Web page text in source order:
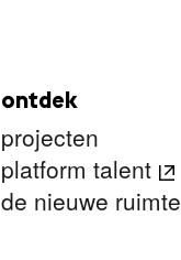
ontdek
projecten
platform talent
de nieuwe ruimte